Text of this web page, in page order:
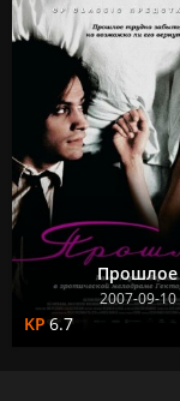
Прошлое
2007-09-10
6.7